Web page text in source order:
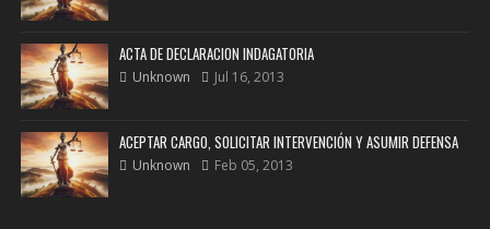
ACTA DE DECLARACION INDAGATORIA
Unknown Jul 16, 2013
ACEPTAR CARGO, SOLICITAR INTERVENCIÓN Y ASUMIR DEFENSA
Unknown Feb 05, 2013